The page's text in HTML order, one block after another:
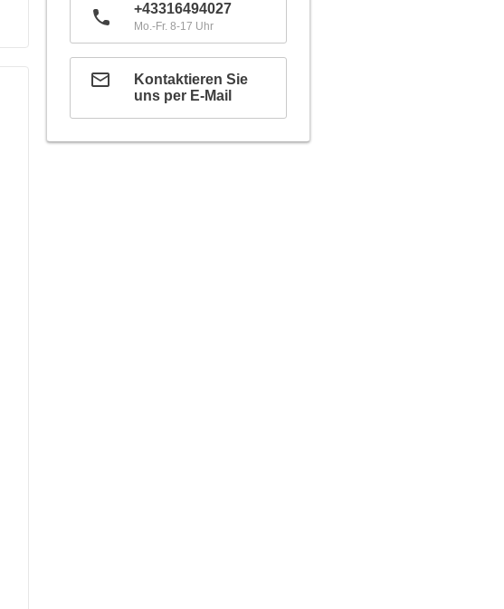
+43316494027
Mo.-Fr. 8-17 Uhr
Kontaktieren Sie
uns per E-Mail